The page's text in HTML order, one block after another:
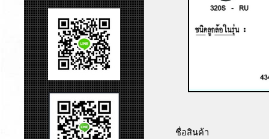
ชื่อสินค้า